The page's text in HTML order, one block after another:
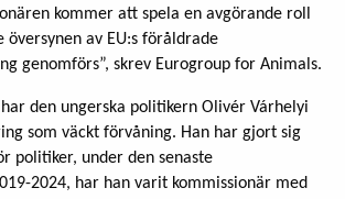
kommer att spela en avgörande roll
av EU:s föråldrade
genomförs”, skrev Eurogroup for Animals.
den ungerska politikern Olivér Várhelyi
som väckt förvåning. Han har gjort sig
politiker, under den senaste
2024, har han varit kommissionär med